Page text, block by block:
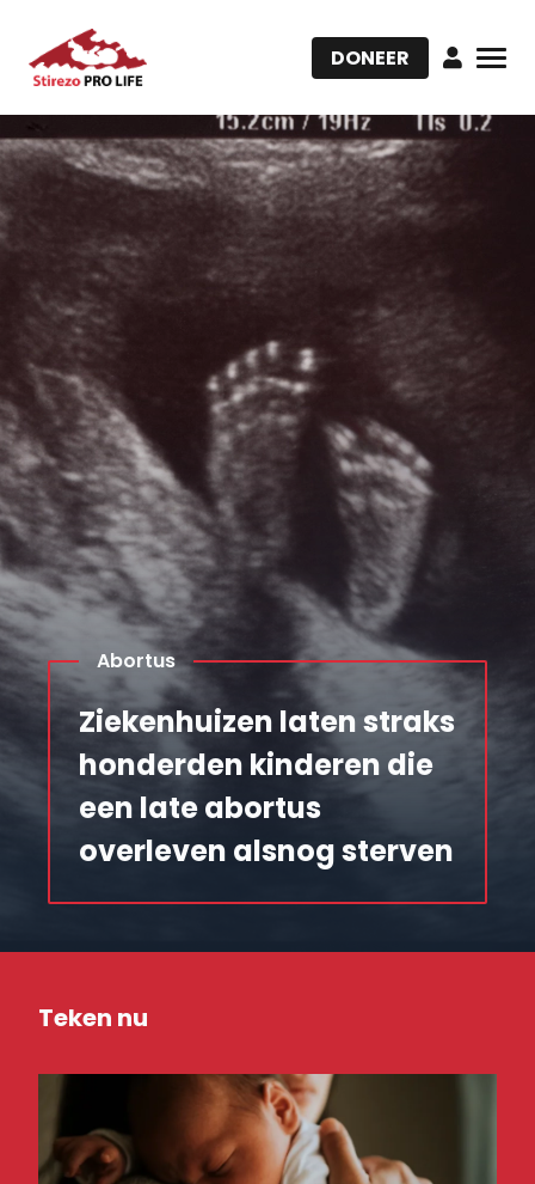
DONEER
Abortus
Ziekenhuizen laten straks
honderden kinderen die
een late abortus
overleven alsnog sterven
Teken nu